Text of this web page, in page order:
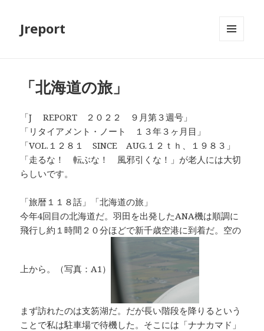
Jreport
「北海道の旅」
「J REPORT ２０２２ ９月第３週号」
「リタイアメント・ノート １３年３ヶ月目」
「VOL.１２８１ SINCE AUG.１２ｔｈ、１９８３」
「走るな！ 転ぶな！ 風邪引くな！」が老人には大切
らしいです。
「旅暦１１８話」「北海道の旅」
今年4回目の北海道だ。羽田を出発したANA機は順調に
飛行し約１時間２０分ほどで新千歳空港に到着だ。空の
上から。（写真：A1）
まず訪れたのは支笏湖だ。だが長い階段を降りるという
ことで私は駐車場で待機した。そこには「ナナカマド」